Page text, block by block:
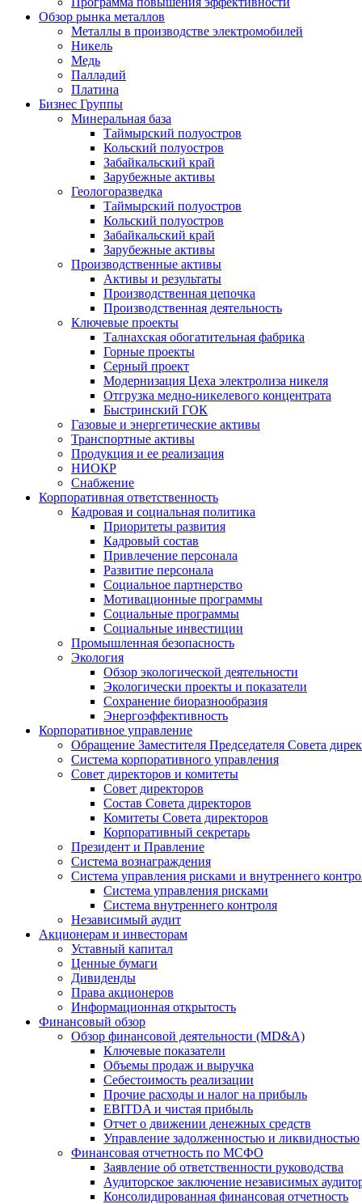
Обзор рынка металлов
Металлы в производстве электромобилей
Никель
Медь
Палладий
Платина
Бизнес Группы
Минеральная база
Таймырский полуостров
Кольский полуостров
Забайкальский край
Зарубежные активы
Геологоразведка
Таймырский полуостров
Кольский полуостров
Забайкальский край
Зарубежные активы
Производственные активы
Активы и результаты
Производственная цепочка
Производственная деятельность
Ключевые проекты
Талнахская обогатительная фабрика
Горные проекты
Серный проект
Модернизация Цеха электролиза никеля
Отгрузка медно-никелевого концентрата
Быстринский ГОК
Газовые и энергетические активы
Транспортные активы
Продукция и ее реализация
НИОКР
Снабжение
Корпоративная ответственность
Кадровая и социальная политика
Приоритеты развития
Кадровый состав
Привлечение персонала
Развитие персонала
Социальное партнерство
Мотивационные программы
Социальные программы
Социальные инвестиции
Промышленная безопасность
Экология
Обзор экологической деятельности
Экологически проекты и показатели
Сохранение биоразнообразия
Энергоэффективность
Корпоративное управление
Обращение Заместителя Председателя Совета
Система корпоративного управления
Совет директоров и комитеты
Совет директоров
Состав Совета директоров
Комитеты Совета директоров
Корпоративный секретарь
Президент и Правление
Система вознаграждения
Система управления рисками и внутреннего
Система управления рисками
Система внутреннего контроля
Независимый аудит
Акционерам и инвесторам
Уставный капитал
Ценные бумаги
Дивиденды
Права акционеров
Информационная открытость
Финансовый обзор
Обзор финансовой деятельности (MD&A)
Ключевые показатели
Объемы продаж и выручка
Себестоимость реализации
Прочие расходы и налог на прибыль
EBITDA и чистая прибыль
Отчет о движении денежных средств
Управление задолженностью и ликвидностью
Финансовая отчетность по МСФО
Заявление об ответственности руководства
Аудиторское заключение независимых
Консолидированная финансовая отчетность